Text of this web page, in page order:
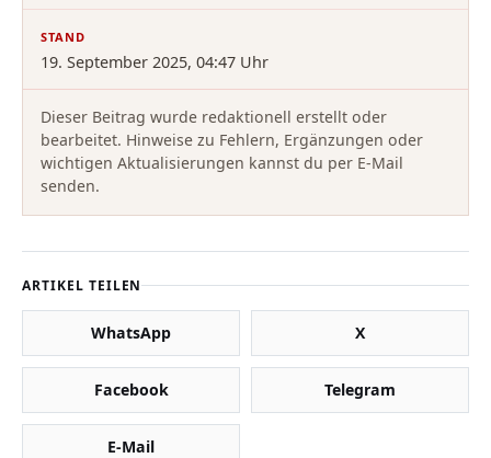
STAND
19. September 2025, 04:47 Uhr
Dieser Beitrag wurde redaktionell erstellt oder
bearbeitet. Hinweise zu Fehlern, Ergänzungen oder
wichtigen Aktualisierungen kannst du per E-Mail
senden.
ARTIKEL TEILEN
WhatsApp X
Facebook Telegram
E-Mail